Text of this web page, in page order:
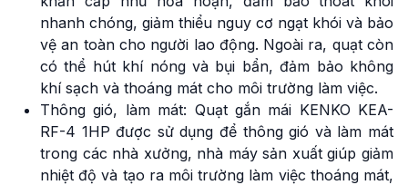
nhanh chóng, giảm thiểu nguy cơ ngạt khói và bảo
vệ an toàn cho người lao động. Ngoài ra, quạt còn
có thể hút khí nóng và bụi bẩn, đảm bảo không
khí sạch và thoáng mát cho môi trường làm việc.
Thông gió, làm mát: Quạt gắn mái KENKO KEA-
RF-4 1HP được sử dụng để thông gió và làm mát
trong các nhà xưởng, nhà máy sản xuất giúp giảm
nhiệt độ và tạo ra môi trường làm việc thoáng mát,